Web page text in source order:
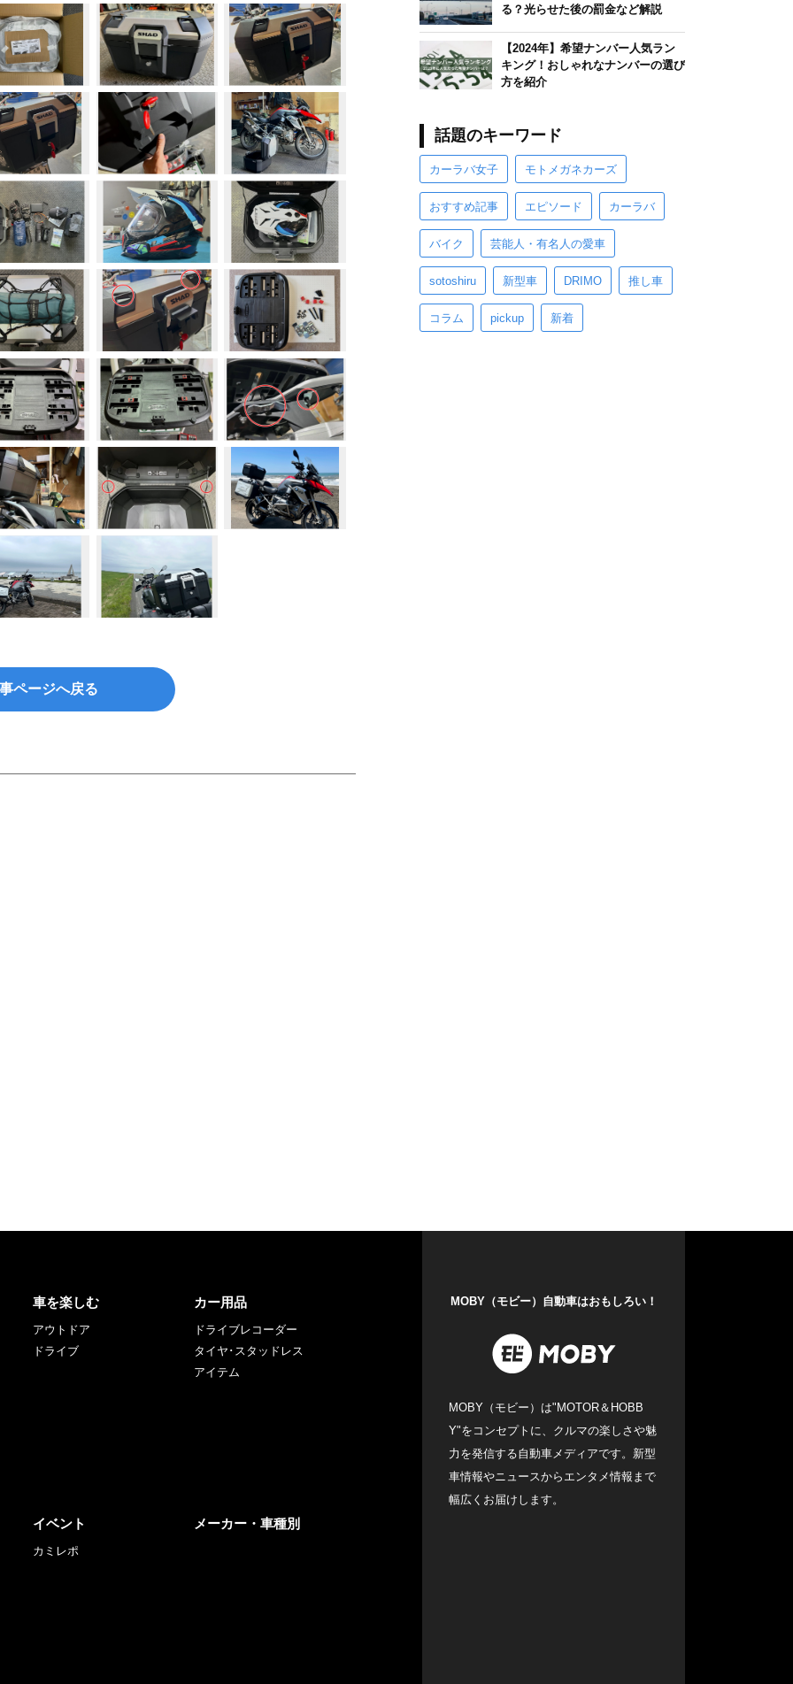
ページへ戻る
る？光らせた後の罰金など解説
【2024年】希望ナンバー人気ラン
キング！おしゃれなナンバーの選び
方を紹介
話題のキーワード
カーラバ女子 モトメガネカーズ
おすすめ記事 エピソード カーラバ
バイク 芸能人・有名人の愛車
sotoshiru 新型車 DRIMO 推し車
コラム pickup 新着
車を楽しむ
アウトドア
ドライブ
カー用品
ドライブレコーダー
タイヤ･スタッドレス
アイテム
イベント
カミレポ
メーカー・車種別
MOBY（モビー）自動車はおもしろい！
MOBY（モビー）は"MOTOR＆HOBB
Y"をコンセプトに、クルマの楽しさや魅
力を発信する自動車メディアです。新型
車情報やニュースからエンタメ情報まで
幅広くお届けします。